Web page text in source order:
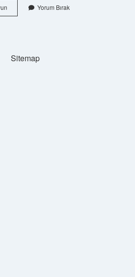
Dünyanın
Gözle
Yorum Bırak
Sitemap